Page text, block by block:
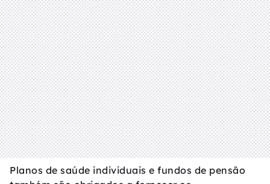
Planos de saúde individuais e fundos de pensão